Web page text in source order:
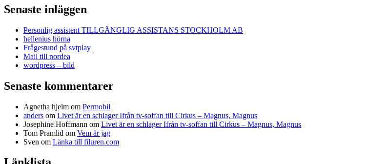
Senaste inläggen
Personlig assistent TILLGÄNGLIG ASSISTANS STOCKHOLM AB
hellenius hörna
Frågestund på svtplay
Mail till nordea
wordpress – bild
Senaste kommentarer
Agnetha hjelm om Permobil
anders om Livet är en schlager Ifrån tv-soffan till Cirkus – Magnus, Magnus
Josephine Hoffmann om Livet är en schlager Ifrån tv-soffan till Cirkus – Magnus, Magnus
Tom Pramlid om Vem är jag
Sven om Länka till filuren.com